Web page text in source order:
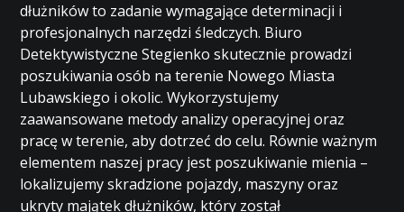
dłużników to zadanie wymagające determinacji i
profesjonalnych narzędzi śledczych. Biuro
Detektywistyczne Stegienko skutecznie prowadzi
poszukiwania osób na terenie Nowego Miasta
Lubawskiego i okolic. Wykorzystujemy
zaawansowane metody analizy operacyjnej oraz
pracę w terenie, aby dotrzeć do celu. Równie ważnym
elementem naszej pracy jest poszukiwanie mienia –
lokalizujemy skradzione pojazdy, maszyny oraz
ukryty majątek dłużników, który został